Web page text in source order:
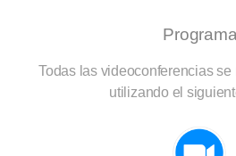
Programa
Todas las videoconferencias se
utilizando el